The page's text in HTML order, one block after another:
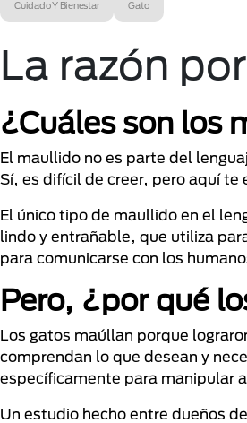
Cuidado Y Bienestar Gato
La razón
¿Cuáles son los
El maullido no es parte del
Sí, es difícil de creer, pero aquí
El único tipo de maullido en el
lindo y entrañable, que utiliza
para comunicarse con los
Pero, ¿por qué
Los gatos maúllan porque
comprendan lo que desean y
específicamente para manipular
Un estudio hecho entre dueños